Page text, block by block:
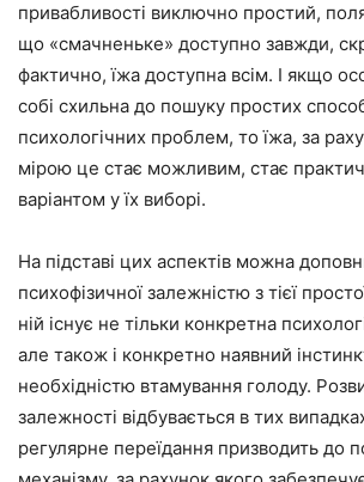
привабливості виключно простий,
що «смачненьке» доступно завжди,
фактично, їжа доступна всім. І якщо
собі схильна до пошуку простих
психологічних проблем, то їжа, за
мірою це стає можливим, стає
варіантом у їх виборі.
На підставі цих аспектів можна
психофізичної залежністю з тієї
ній існує не тільки конкретна
але також і конкретно наявний
необхідністю втамування голоду.
залежності відбувається в тих
регулярне переїдання призводить до